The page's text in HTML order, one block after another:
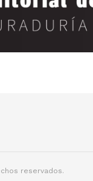
reservados.